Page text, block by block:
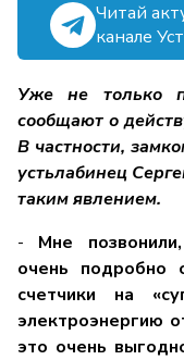
Читай
канале
Уже не только
сообщают о
В частности,
устьлабинец
таким явлением.
- Мне
очень подробно
счетчики на
электроэнергию
это очень